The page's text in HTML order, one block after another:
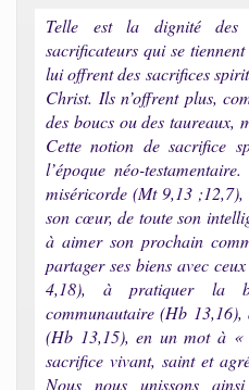
Telle est la dignité
sacrificateurs qui se
lui offrent des sacrifices
Christ. Ils n’offrent plus,
des boucs ou des taureaux,
Cette notion de sacrifice
l’époque néo-
miséricorde (Mt 9,13
son cœur, de toute son
à aimer son prochain
partager ses biens avec
4,18), à pratiquer la
communautaire (Hb
(Hb 13,15), en un mot à «
sacrifice vivant, saint et
Nous nous unissons